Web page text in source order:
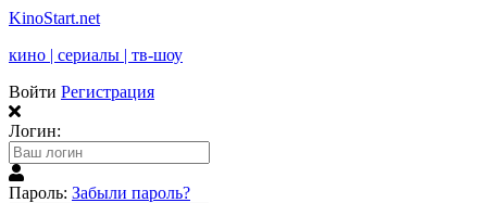
KinoStart.net
кино | сериалы | тв-шоу
Войти Регистрация
Логин:
Пароль: Забыли пароль?